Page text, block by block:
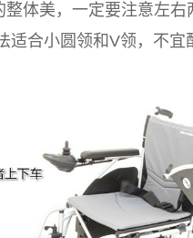
整体美，一定要注意左右
适合小圆领和V领，不宜